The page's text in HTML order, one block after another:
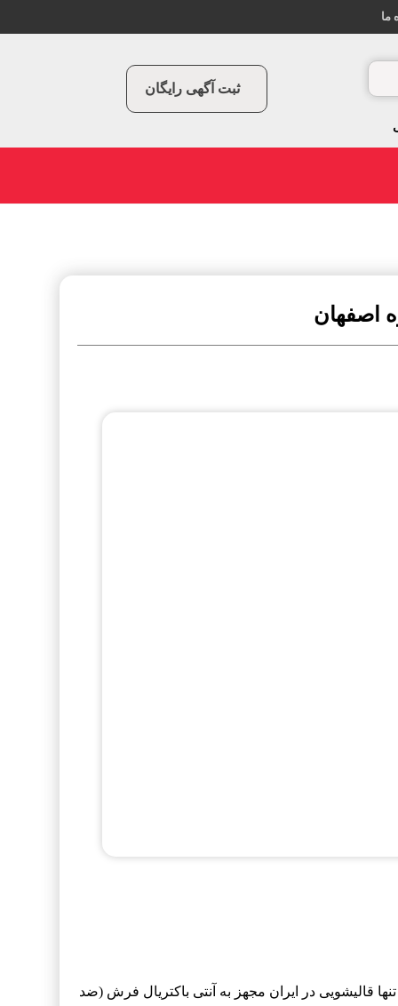
ما
ثبت آگهی رایگان
اصفهان
قالیشویی در ایران مجهز به آنتی باکتریال فرش (ضد